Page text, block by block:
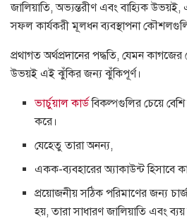
জালিয়াতি, অভ্যন্তরীণ এবং বাহ্যিক
সফল কার্যকরী মূলধন ব্যবস্থাপনা
প্রথাগত অর্থপ্রদানের পদ্ধতি, যেমন
উভয়ই এই ঝুঁকির জন্য ঝুঁকিপূর্ণ।
ভার্চুয়াল কার্ডবিকল্পগুলির চেয়ে বেশি
করে।
যেহেতু তারা অনন্য,
একক-ব্যবহারের অ্যাকাউন্ট হিসাবে
প্রয়োজনীয় সঠিক পরিমাণের জন্য
হয়, তারা সাধারণ জালিয়াতি এবং ব্যয়